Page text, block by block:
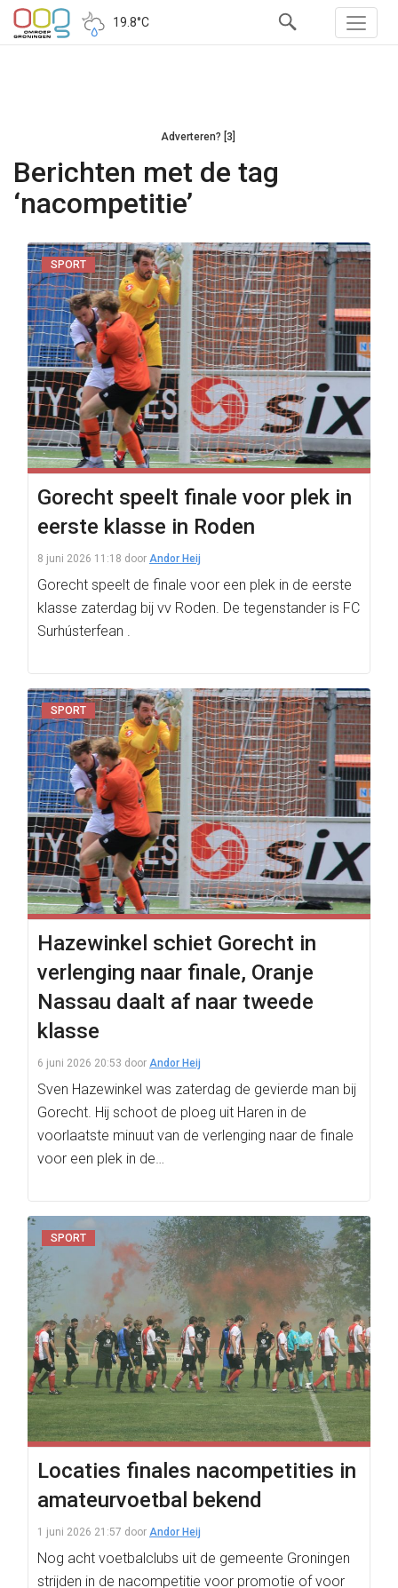
19.8°C
Adverteren? [3]
Berichten met de tag
‘nacompetitie’
SPORT
Gorecht speelt finale voor plek in
eerste klasse in Roden
8 juni 2026 11:18 door Andor Heij
Gorecht speelt de finale voor een plek in de eerste
klasse zaterdag bij vv Roden. De tegenstander is FC
Surhústerfean .
SPORT
Hazewinkel schiet Gorecht in
verlenging naar finale, Oranje
Nassau daalt af naar tweede
klasse
6 juni 2026 20:53 door Andor Heij
Sven Hazewinkel was zaterdag de gevierde man bij
Gorecht. Hij schoot de ploeg uit Haren in de
voorlaatste minuut van de verlenging naar de finale
voor een plek in de…
SPORT
Locaties finales nacompetities in
amateurvoetbal bekend
1 juni 2026 21:57 door Andor Heij
Nog acht voetbalclubs uit de gemeente Groningen
strijden in de nacompetitie voor promotie of voor